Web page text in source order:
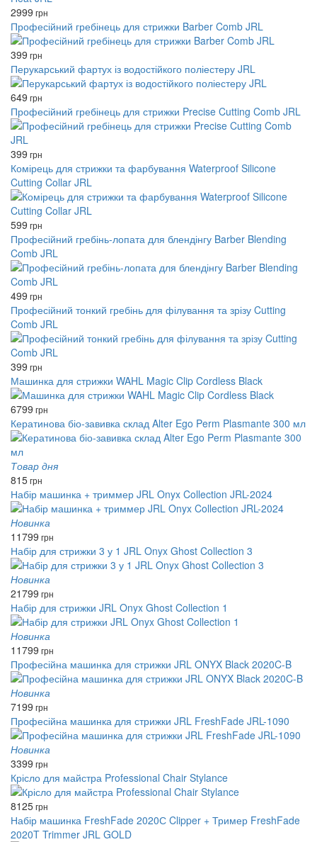
2999 грн
Професійний гребінець для стрижки Barber Comb JRL
399 грн
Перукарський фартух із водостійкого поліестеру JRL
649 грн
Професійний гребінець для стрижки Precise Cutting Comb JRL
399 грн
Комірець для стрижки та фарбування Waterproof Silicone
Cutting Collar JRL
599 грн
Професійний гребінь-лопата для блендінгу Barber Blending
Comb JRL
499 грн
Професійний тонкий гребінь для філування та зрізу Cutting
Comb JRL
399 грн
Машинка для стрижки WAHL Magic Clip Cordless Black
6799 грн
Кератинова біо-завивка склад Alter Ego Perm Plasmante 300 мл
Товар дня
815грн
Набір машинка + триммер JRL Onyx Collection JRL-2024
Новинка
11799 грн
Набір для стрижки 3 у 1 JRL Onyx Ghost Collection 3
Новинка
21799 грн
Набір для стрижки JRL Onyx Ghost Collection 1
Новинка
11799 грн
Професійна машинка для стрижки JRL ONYX Black 2020C-B
Новинка
7199 грн
Професійна машинка для стрижки JRL FreshFade JRL-1090
Новинка
3399 грн
Крісло для майстра Professional Chair Stylance
8125грн
Набір машинка FreshFade 2020С Clipper + Тример FreshFade
2020T Trimmer JRL GOLD